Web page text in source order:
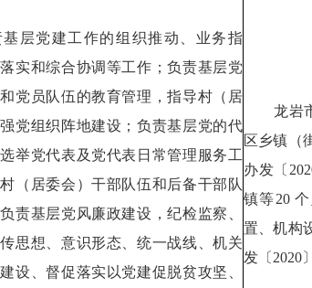
党建工作的组织推动、业务指
实和综合协调等工作；负责基层党
党员队伍的教育管理，指导村（居
党组织阵地建设；负责基层党的代
举党代表及党代表日常管理服务工
（居委会）干部队伍和后备干部队
责基层党风廉政建设，纪检监察、
思想、意识形态、统一战线、机关
设、督促落实以党建促脱贫攻坚、
龙岩市
区乡镇（
办发〔
镇等20
置、机构
发〔2020